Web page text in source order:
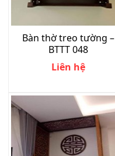
Bàn thờ treo tường –
BTTT 048
Liên hệ